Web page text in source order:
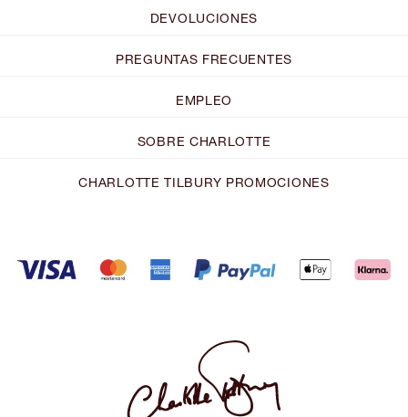
DEVOLUCIONES
PREGUNTAS FRECUENTES
EMPLEO
SOBRE CHARLOTTE
CHARLOTTE TILBURY PROMOCIONES